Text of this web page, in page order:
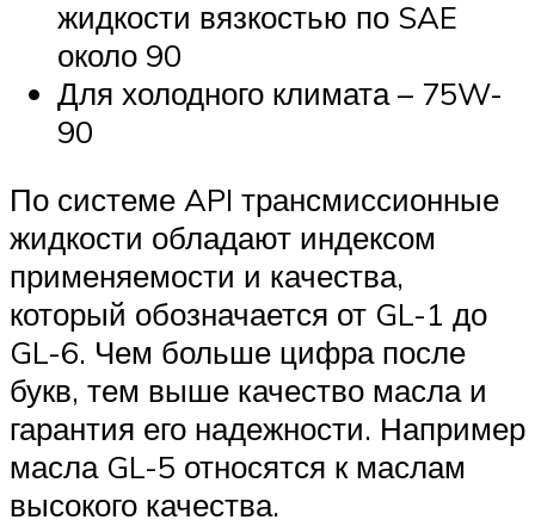
жидкости вязкостью по SAE
около 90
Для холодного климата – 75W-
90
По системе API трансмиссионные
жидкости обладают индексом
применяемости и качества,
который обозначается от GL-1 до
GL-6. Чем больше цифра после
букв, тем выше качество масла и
гарантия его надежности. Например
масла GL-5 относятся к маслам
высокого качества.